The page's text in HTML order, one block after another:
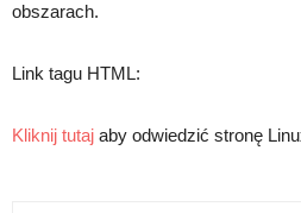
obszarach.
Link tagu HTML:
Kliknij tutaj aby odwiedzić stronę